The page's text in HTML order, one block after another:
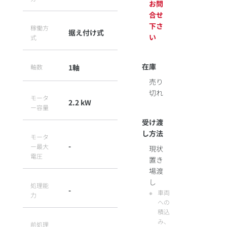
稼働方
式
据え付け式
軸数 1軸
モータ
ー容量
2.2 kW
モータ
ー最大
電圧
-
処理能
力
-
前処理
お問
合せ
下さ
い
在庫
売り
切れ
受け渡
し方法
現状
置き
場渡
し
車両
への
積込
み、